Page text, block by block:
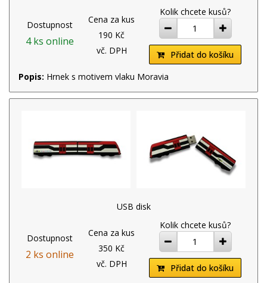
Dostupnost
4 ks online
Cena za kus
190 Kč
vč. DPH
Kolik chcete kusů?
ubrat přidat
Přidat do košíku
Popis: Hrnek s motivem vlaku Moravia
USB disk
Dostupnost
2 ks online
Cena za kus
350 Kč
vč. DPH
Kolik chcete kusů?
ubrat přidat
Přidat do košíku